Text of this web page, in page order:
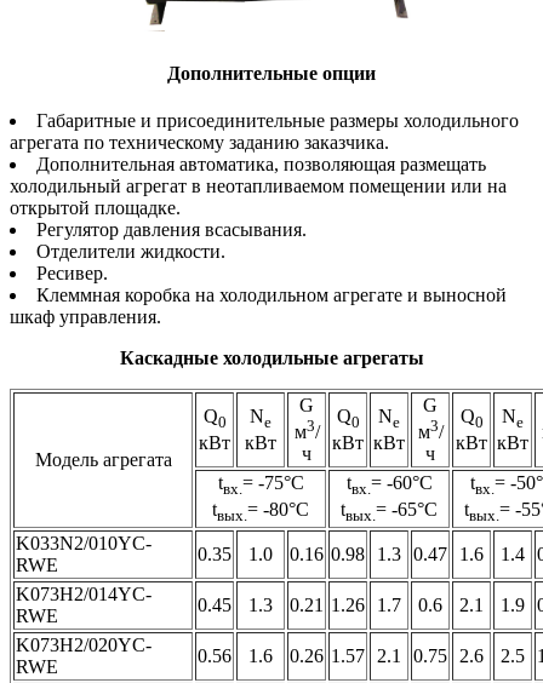
Дополнительные опции
Габаритные и присоединительные размеры холодильного
агрегата по техническому заданию заказчика.
Дополнительная автоматика, позволяющая размещать
холодильный агрегат в неотапливаемом помещении или на
открытой площадке.
Регулятор давления всасывания.
Отделители жидкости.
Ресивер.
Клеммная коробка на холодильном агрегате и выносной
шкаф управления.
Каскадные холодильные агрегаты
Модель агрегата
Q0
кВт
Ne
кВт
G
м3/
ч
Q0
кВт
Ne
кВт
G
м3/
ч
Q0
кВт
Ne
кВт
tвх.= -75°С
tвых.= -80°С
tвх.= -60°С
tвых.= -65°С
tвх.= -
tвых.= -
K033N2/010YC-
RWE
0.35 1.0 0.16 0.98 1.3 0.47 1.6 1.4
K073H2/014YC-
RWE
0.45 1.3 0.21 1.26 1.7 0.6 2.1 1.9
K073H2/020YC-
RWE
0.56 1.6 0.26 1.57 2.1 0.75 2.6 2.5